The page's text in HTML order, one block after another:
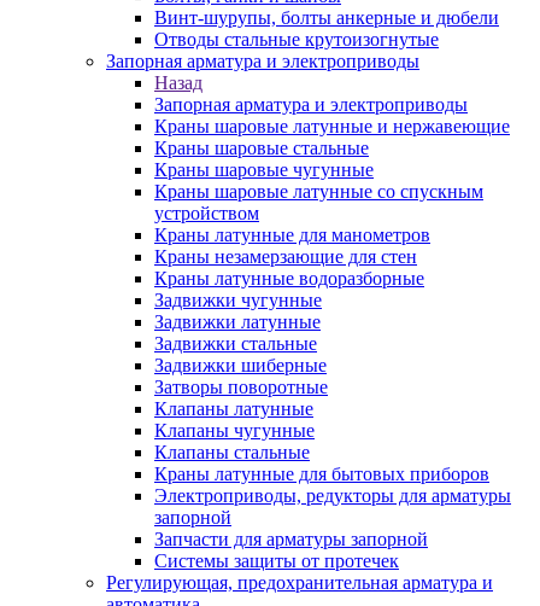
Винт-шурупы, болты анкерные и дюбели
Отводы стальные крутоизогнутые
Запорная арматура и электроприводы
Назад
Запорная арматура и электроприводы
Краны шаровые латунные и нержавеющие
Краны шаровые стальные
Краны шаровые чугунные
Краны шаровые латунные со спускным
устройством
Краны латунные для манометров
Краны незамерзающие для стен
Краны латунные водоразборные
Задвижки чугунные
Задвижки латунные
Задвижки стальные
Задвижки шиберные
Затворы поворотные
Клапаны латунные
Клапаны чугунные
Клапаны стальные
Краны латунные для бытовых приборов
Электроприводы, редукторы для арматуры
запорной
Запчасти для арматуры запорной
Системы защиты от протечек
Регулирующая, предохранительная арматура и